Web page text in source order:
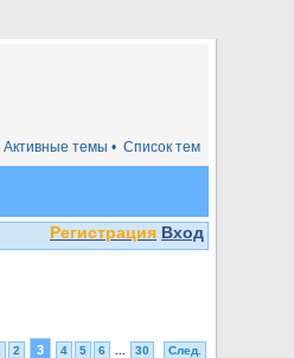
Список тем
Активные темы •
Регистрация Вход
2 3 4 5 6 30 След.